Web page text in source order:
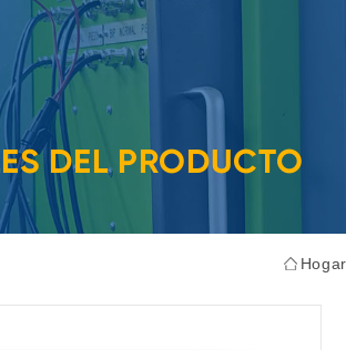
DEL PRODUCTO
Hogar